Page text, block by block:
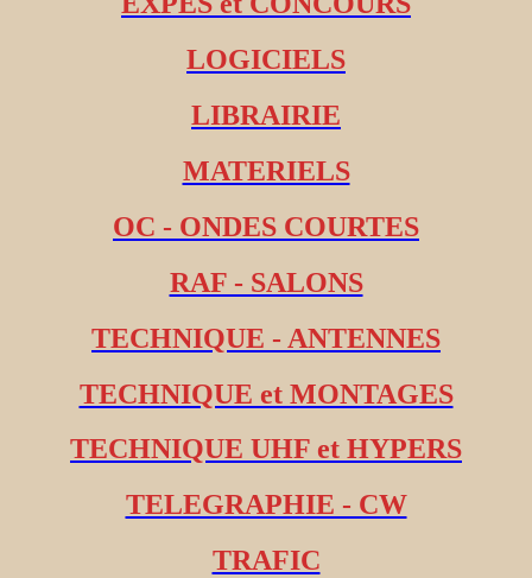
LOGICIELS
LIBRAIRIE
MATERIELS
OC - ONDES COURTES
RAF - SALONS
TECHNIQUE - ANTENNES
TECHNIQUE et MONTAGES
TECHNIQUE UHF et HYPERS
TELEGRAPHIE - CW
TRAFIC